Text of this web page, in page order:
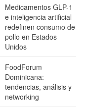
Medicamentos GLP-1
e inteligencia artificial
redefinen consumo de
pollo en Estados
Unidos
FoodForum
Dominicana:
tendencias, análisis y
networking